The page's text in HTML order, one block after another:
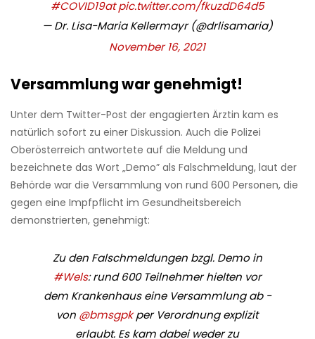
#COVID19at pic.twitter.com/fkuzdD64d5
— Dr. Lisa-Maria Kellermayr (@drlisamaria)
November 16, 2021
Versammlung war genehmigt!
Unter dem Twitter-Post der engagierten Ärztin kam es
natürlich sofort zu einer Diskussion. Auch die Polizei
Oberösterreich antwortete auf die Meldung und
bezeichnete das Wort „Demo” als Falschmeldung, laut der
Behörde war die Versammlung von rund 600 Personen, die
gegen eine Impfpflicht im Gesundheitsbereich
demonstrierten, genehmigt:
Zu den Falschmeldungen bzgl. Demo in
#Wels: rund 600 Teilnehmer hielten vor
dem Krankenhaus eine Versammlung ab -
von @bmsgpkper Verordnung explizit
erlaubt. Es kam dabei weder zu